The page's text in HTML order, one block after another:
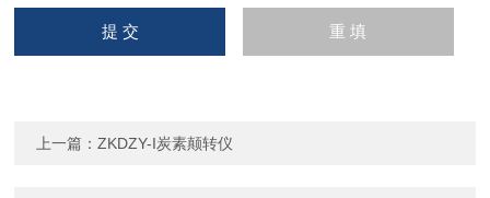
上一篇：ZKDZY-I炭素颠转仪